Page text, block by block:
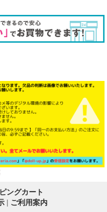
ングカート
| ご利用案内